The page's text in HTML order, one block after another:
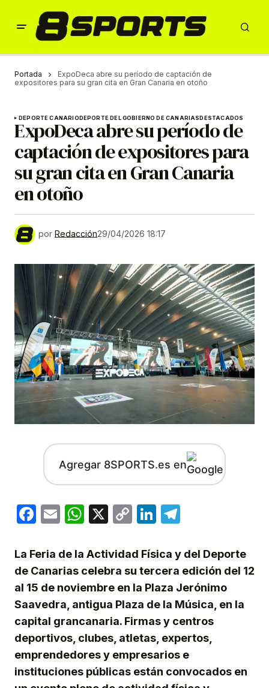
Portada
ExpoDeca abre su período de captación de
expositores para su gran cita en Gran Canaria en otoño
DEPORTE CANARIODEPORTE DEL GOBIERNO DE CANARIASDESTACADOS
ExpoDeca abre su período de
captación de expositores para
su gran cita en Gran Canaria
en otoño
por Redacción29/04/2026 18:17
Agregar 8SPORTS.es en
Facebook
EmailWhatsApp
X
CopyLinkedIn
La Feria de la Actividad Física y del Deporte
de Canarias celebra su tercera edición del 12
al 15 de noviembre en la Plaza Jerónimo
Saavedra, antigua Plaza de la Música, en la
capital grancanaria. Firmas y centros
deportivos, clubes, atletas, expertos,
emprendedores y empresarios e
instituciones públicas están convocados en